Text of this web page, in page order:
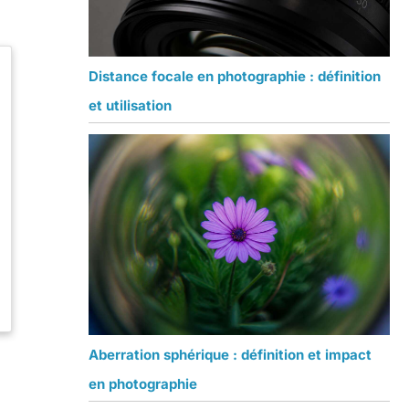
Distance focale en photographie : définition
et utilisation
Aberration sphérique : définition et impact
en photographie